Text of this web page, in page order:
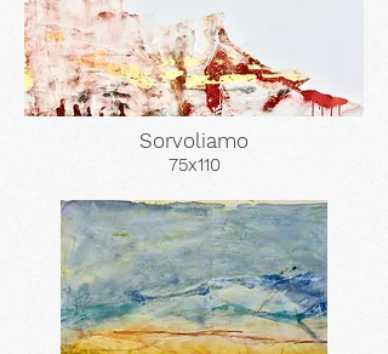
Sorvoliamo
75x110